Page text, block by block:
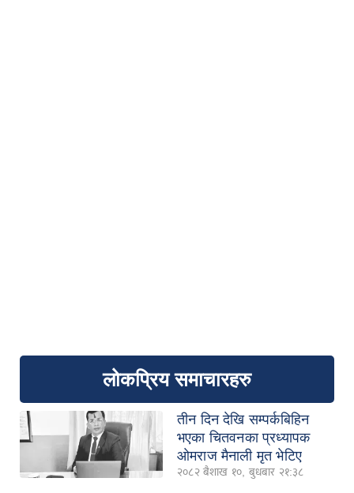
लोकप्रिय समाचारहरु
तीन दिन देखि सम्पर्कबिहिन
भएका चितवनका प्रध्यापक
ओमराज मैनाली मृत भेटिए
२०८२ बैशाख १०, बुधबार २१:३८